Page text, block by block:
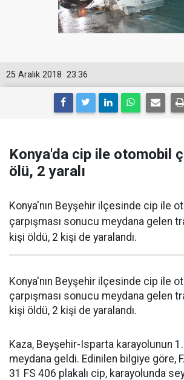
23:36
25 Aralık 2018
Konya'da cip ile otomobil
ölü, 2 yaralı
Konya'nın Beyşehir ilçesinde cip ile
çarpışması sonucu meydana gelen
kişi öldü, 2 kişi de yaralandı.
Konya'nın Beyşehir ilçesinde cip ile
çarpışması sonucu meydana gelen
kişi öldü, 2 kişi de yaralandı.
Kaza, Beyşehir-Isparta karayolunun
meydana geldi. Edinilen bilgiye göre,
31 FS 406 plakalı cip, karayolunda